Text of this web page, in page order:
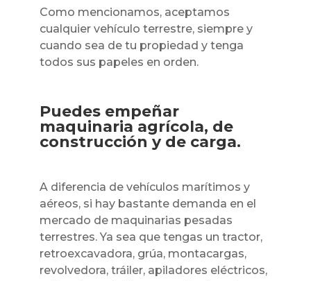
Como mencionamos, aceptamos
cualquier vehículo terrestre, siempre y
cuando sea de tu propiedad y tenga
todos sus papeles en orden.
Puedes empeñar
maquinaria agrícola, de
construcción y de carga.
A diferencia de vehículos marítimos y
aéreos, si hay bastante demanda en el
mercado de maquinarias pesadas
terrestres. Ya sea que tengas un tractor,
retroexcavadora, grúa, montacargas,
revolvedora, tráiler, apiladores eléctricos,